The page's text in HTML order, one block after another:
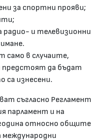
за спортни прояви;
радио- и телевизионни
само в случаите,
предстоят да бъдат
са изнесени.
съгласно Регламент
парламент и на
относно общите
международни